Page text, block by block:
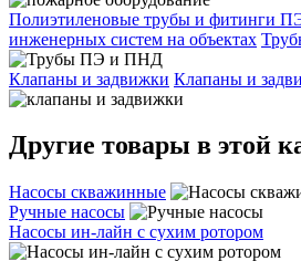
Полиэтиленовые трубы и фитинги
инженерных систем на объектах
Клапаны и задвижки Клапаны и
Другие товары в этой
Насосы скважинные
Ручные насосы
Насосы ин-лайн с сухим ротором